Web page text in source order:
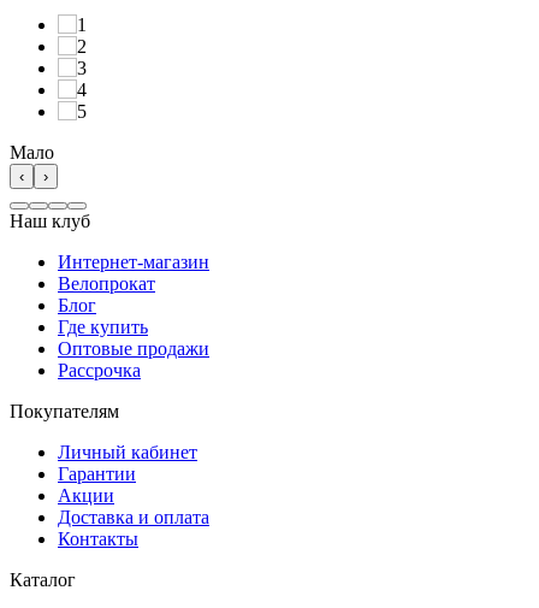
Мало
‹ ›
Наш клуб
Интернет-магазин
Велопрокат
Блог
Где купить
Оптовые продажи
Рассрочка
Покупателям
Личный кабинет
Гарантии
Акции
Доставка и оплата
Контакты
Каталог